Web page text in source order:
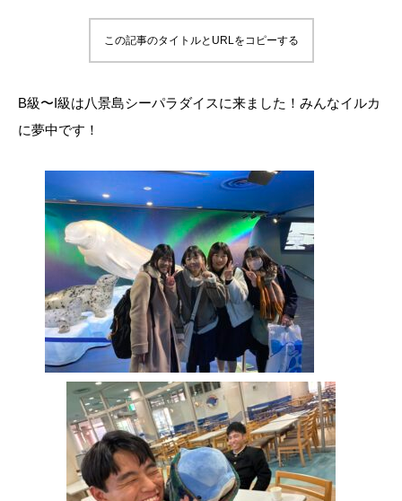
この記事のタイトルとURLをコピーする
B級〜I級は八景島シーパラダイスに来ました！みんなイルカ
に夢中です！